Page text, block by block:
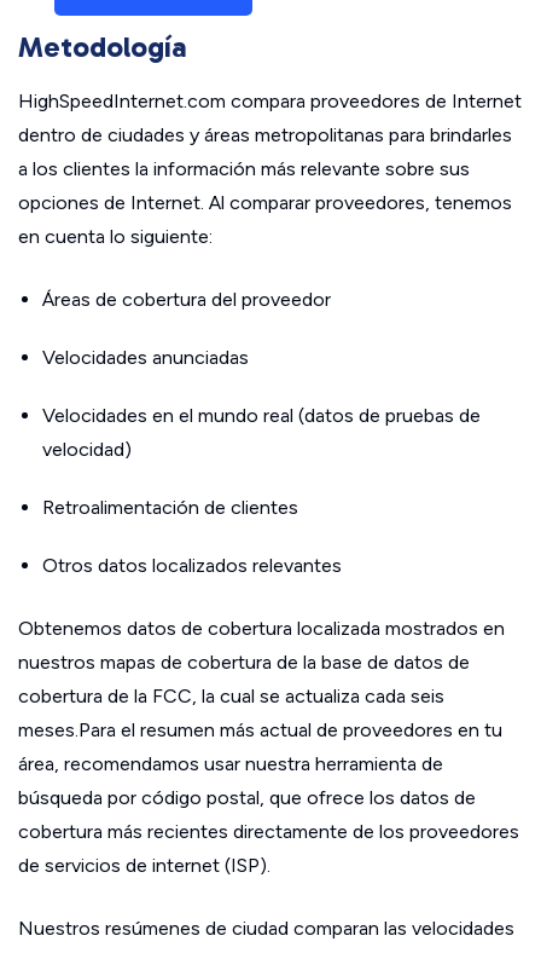
Metodología
HighSpeedInternet.com compara proveedores de Internet
dentro de ciudades y áreas metropolitanas para brindarles
a los clientes la información más relevante sobre sus
opciones de Internet. Al comparar proveedores, tenemos
en cuenta lo siguiente:
Áreas de cobertura del proveedor
Velocidades anunciadas
Velocidades en el mundo real (datos de pruebas de
velocidad)
Retroalimentación de clientes
Otros datos localizados relevantes
Obtenemos datos de cobertura localizada mostrados en
nuestros mapas de cobertura de la base de datos de
cobertura de la FCC, la cual se actualiza cada seis
meses.Para el resumen más actual de proveedores en tu
área, recomendamos usar nuestra herramienta de
búsqueda por código postal, que ofrece los datos de
cobertura más recientes directamente de los proveedores
de servicios de internet (ISP).
Nuestros resúmenes de ciudad comparan las velocidades